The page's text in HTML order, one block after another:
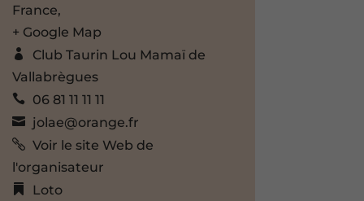
France,
+ Google Map
Club Taurin Lou Mamaï de
Vallabrègues
06 81 11 11 11
jolae@orange.fr
Voir le site Web de
l'organisateur
Loto